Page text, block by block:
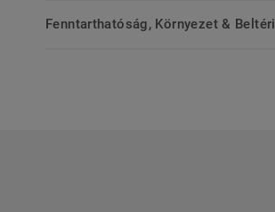
Fenntarthatóság, Környezet &